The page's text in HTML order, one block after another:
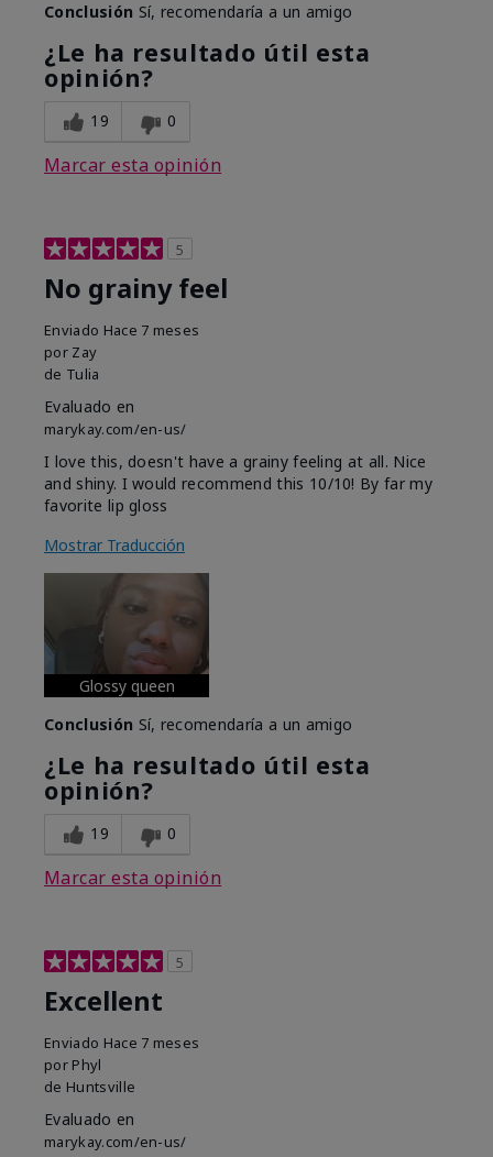
Conclusión Sí, recomendaría a un amigo
¿Le ha resultado útil esta
opinión?
19 0
Marcar esta opinión
5
No grainy feel
Enviado Hace 7 meses
por Zay
de Tulia
Evaluado en
marykay.com/en-us/
I love this, doesn't have a grainy feeling at all. Nice
and shiny. I would recommend this 10/10! By far my
favorite lip gloss
Mostrar Traducción
Glossy queen
Conclusión Sí, recomendaría a un amigo
¿Le ha resultado útil esta
opinión?
19 0
Marcar esta opinión
5
Excellent
Enviado Hace 7 meses
por Phyl
de Huntsville
Evaluado en
marykay.com/en-us/